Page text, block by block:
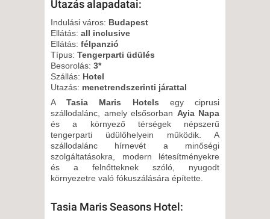
2026. AUGUSZTUS 28.,
PÉNTEK -
8 NAP / 7 ÉJSZAKA
2026. AUGUSZTUS 31., HÉTFŐ
-
8 NAP / 7 ÉJSZAKA
2026. SZEPTEMBER 01., KEDD
-
8 NAP / 7 ÉJSZAKA
2026. SZEPTEMBER 04.,
PÉNTEK -
8 NAP / 7 ÉJSZAKA
VASÁRNAP -
Utazás alapadatai:
Indulási város: Budapest
Ellátás: all inclusive
Ellátás: félpanzió
Típus: Tengerparti üdülés
Besorolás: 3*
Szállás: Hotel
Utazás: menetrendszerinti járattal
ATasia Maris Hotels egy ciprusi
szállodalánc, amely elsősorban Ayia Napa
és a környező térségek népszerű
tengerparti üdülőhelyein működik. A
szállodalánc hírnevét a minőségi
szolgáltatásokra, modern létesítményekre
és a felnőtteknek szóló, nyugodt
környezetre való fókuszálására építette.
Tasia Maris Seasons Hotel: